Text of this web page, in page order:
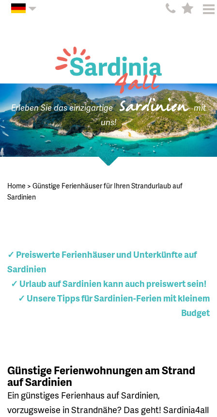
Erleben Sie das einzigartige Sardinien mit
uns!
Home > Günstige Ferienhäuser für Ihren Strandurlaub auf
Sardinien
✓ Preiswerte Ferienhäuser und Unterkünfte auf
Sardinien
✓ Urlaub auf Sardinien kann auch preiswert sein!
✓ Unsere Tipps für Sardinien-Ferien mit kleinem
Budget
Günstige Ferienwohnungen am Strand
auf Sardinien
Ein günstiges Ferienhaus auf Sardinien,
vorzugsweise in Strandnähe? Das geht! Sardinia4all